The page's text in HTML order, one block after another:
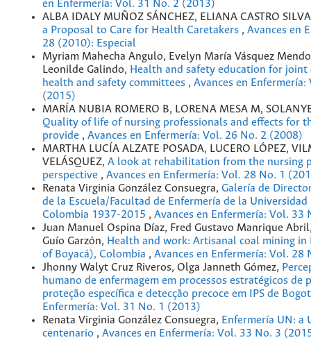
en Enfermería: Vol. 31 No. 2 (2013)
ALBA IDALY MUÑOZ SÁNCHEZ, ELIANA CASTRO
a Proposal to Care for Health Caretakers , Avances en
28 (2010): Especial
Myriam Mahecha Angulo, Evelyn María Vásquez
Leonilde Galindo, Health and safety education for
health and safety committees , Avances en
(2015)
MARÍA NUBIA ROMERO B, LORENA MESA M,
Quality of life of nursing professionals and effects for
provide , Avances en Enfermería: Vol. 26 No. 2 (2008)
MARTHA LUCÍA ALZATE POSADA, LUCERO LÓPEZ,
VELÁSQUEZ, A look at rehabilitation from the nursing
perspective , Avances en Enfermería: Vol. 28 No. 1
Renata Virginia González Consuegra, Galería de
de la Escuela/Facultad de Enfermería de la
Colombia 1937-2015 , Avances en Enfermería: Vol. 33
Juan Manuel Ospina Díaz, Fred Gustavo Manrique
Guío Garzón, Health and work: Artisanal coal mining in
of Boyacá), Colombia , Avances en Enfermería: Vol. 28
Jhonny Walyt Cruz Riveros, Olga Janneth Gómez,
humano de enfermagem em processos estratégicos de
proteção específica e detecção precoce em IPS de
Enfermería: Vol. 31 No. 1 (2013)
Renata Virginia González Consuegra, Enfermería UN: a
centenario , Avances en Enfermería: Vol. 33 No. 3